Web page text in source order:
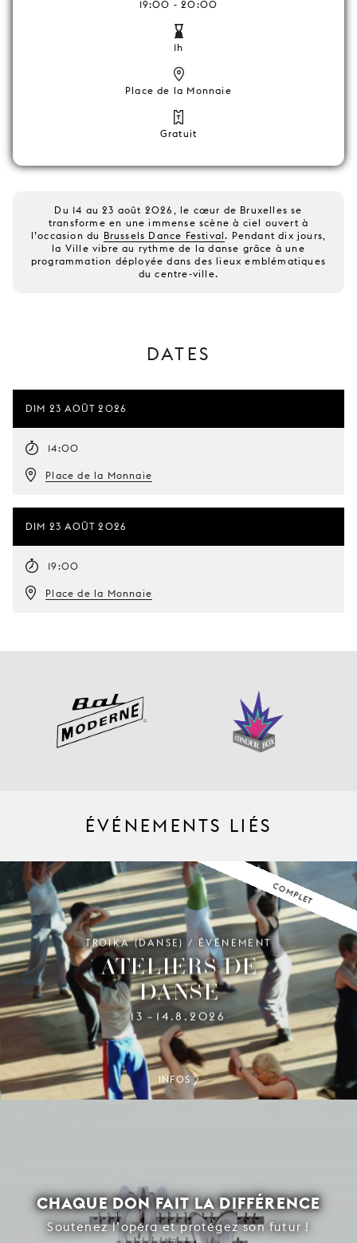
19:00 - 20:00
1h
Place de la Monnaie
Gratuit
Du 14 au 23 août 2026, le cœur de Bruxelles se
transforme en une immense scène à ciel ouvert à
l’occasion du Brussels Dance Festival. Pendant dix jours,
la Ville vibre au rythme de la danse grâce à une
programmation déployée dans des lieux emblématiques
du centre-ville.
DATES
DIM 23 AOÛT 2026
14:00
Place de la Monnaie
DIM 23 AOÛT 2026
19:00
Place de la Monnaie
ÉVÉNEMENTS LIÉS
COMPLET
TROIKA (DANSE) / ÉVÉNEMENT
ATELIERS DE
DANSE
13 – 14.8.2026
INFOS
CHAQUE DON FAIT LA DIFFÉRENCE
Soutenez l’opéra et protégez son futur !